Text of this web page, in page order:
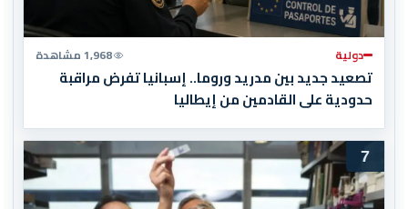
دولية 1,968 مشاهدة
تصعيد جديد بين مدريد وروما.. إسبانيا تفرض مراقبة
حدودية على القادمين من إيطاليا
7